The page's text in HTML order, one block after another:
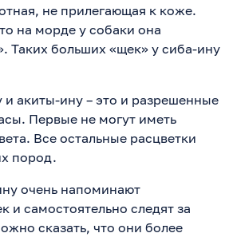
не прилегающая к коже.
на морде у собаки она
Таких больших «щек» у сиба-ину
и акиты-ину – это и разрешенные
Первые не могут иметь
Все остальные расцветки
пород.
очень напоминают
и самостоятельно следят за
сказать, что они более